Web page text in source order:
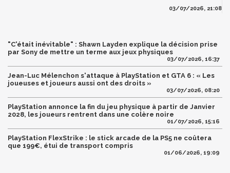
03/07/2026, 21:08
"C'était inévitable" : Shawn Layden explique la décision prise
par Sony de mettre un terme aux jeux physiques
03/07/2026, 16:37
Jean-Luc Mélenchon s'attaque à PlayStation et GTA 6 : « Les
joueuses et joueurs aussi ont des droits »
03/07/2026, 08:20
PlayStation annonce la fin du jeu physique à partir de Janvier
2028, les joueurs rentrent dans une colère noire
01/07/2026, 15:16
PlayStation FlexStrike : le stick arcade de la PS5 ne coûtera
que 199€, étui de transport compris
01/06/2026, 19:09